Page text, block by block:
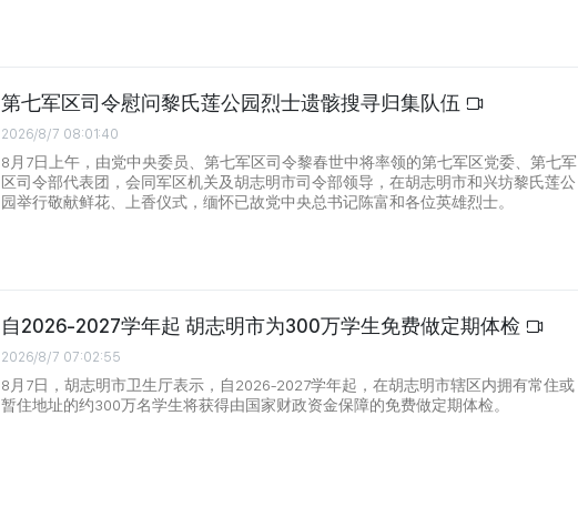
第七军区司令慰问黎氏莲公园烈士遗骸搜寻归集队伍
2026/8/7 08:01:40
8月7日上午，由党中央委员、第七军区司令黎春世中将率领的第七军区党委、第七军
区司令部代表团，会同军区机关及胡志明市司令部领导，在胡志明市和兴坊黎氏莲公
园举行敬献鲜花、上香仪式，缅怀已故党中央总书记陈富和各位英雄烈士。
自2026-2027学年起 胡志明市为300万学生免费做定期体检
2026/8/7 07:02:55
8月7日，胡志明市卫生厅表示，自2026-2027学年起，在胡志明市辖区内拥有常住或
暂住地址的约300万名学生将获得由国家财政资金保障的免费做定期体检。